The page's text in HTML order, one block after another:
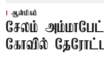
ஆன்மிகம்
சேலம்
கோவில்